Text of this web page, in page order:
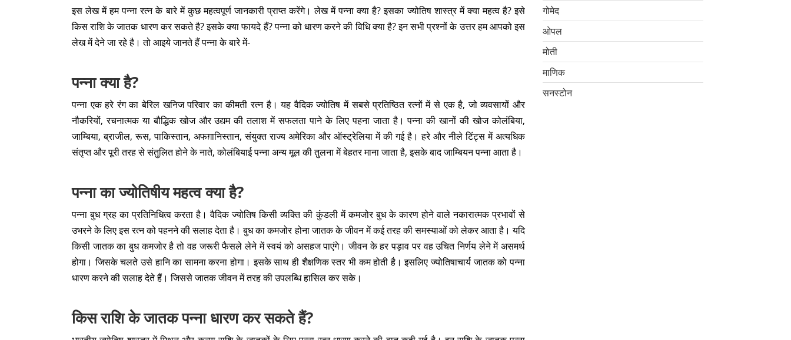
इस लेख में हम पन्ना रत्न के बारे में कुछ महत्वपूर्ण जानकारी प्राप्त करेंगे। लेख में पन्ना क्या है? इसका ज्योतिष शास्त्र में क्या महत्व है? इसे
किस राशि के जातक धारण कर सकते है? इसके क्या फायदे हैं? पन्ना को धारण करने की विधि क्या है? इन सभी प्रश्नों के उत्तर हम आपको इस
लेख में देने जा रहे है। तो आइये जानते हैं पन्ना के बारे में-
पन्ना क्या है?
पन्ना एक हरे रंग का बेरिल खनिज परिवार का कीमती रत्न है। यह वैदिक ज्योतिष में सबसे प्रतिष्ठित रत्नों में से एक है, जो व्यवसायों और
नौकरियों, रचनात्मक या बौद्धिक खोज और उद्यम की तलाश में सफलता पाने के लिए पहना जाता है। पन्ना की खानों की खोज कोलंबिया,
जाम्बिया, ब्राजील, रूस, पाकिस्तान, अफग़ानिस्तान, संयुक्त राज्य अमेरिका और ऑस्ट्रेलिया में की गई है। हरे और नीले टिंट्स में अत्यधिक
संतृप्त और पूरी तरह से संतुलित होने के नाते, कोलंबियाई पन्ना अन्य मूल की तुलना में बेहतर माना जाता है, इसके बाद जाम्बियन पन्ना आता है।
पन्ना का ज्योतिषीय महत्व क्या है?
पन्ना बुध ग्रह का प्रतिनिधित्व करता है। वैदिक ज्योतिष किसी व्यक्ति की कुंडली में कमजोर बुध के कारण होने वाले नकारात्मक प्रभावों से
उभरने के लिए इस रत्न को पहनने की सलाह देता है। बुध का कमजोर होना जातक के जीवन में कई तरह की समस्याओं को लेकर आता है। यदि
किसी जातक का बुध कमजोर है तो वह जरूरी फैसले लेने में स्वयं को असहज पाएंगे। जीवन के हर पड़ाव पर वह उचित निर्णय लेने में असमर्थ
होगा। जिसके चलते उसे हानि का सामना करना होगा। इसके साथ ही शैक्षणिक स्तर भी कम होती है। इसलिए ज्योतिषाचार्य जातक को पन्ना
धारण करने की सलाह देते हैं। जिससे जातक जीवन में तरह की उपलब्धि हासिल कर सके।
किस राशि के जातक पन्ना धारण कर सकते हैं?
गोमेद
ओपल
मोती
माणिक
सनस्टोन